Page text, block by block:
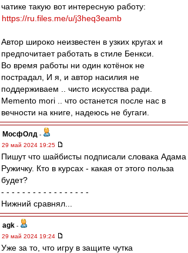
чатике такую вот интересную работу:
https://ru.files.me/u/j3heq3eamb
Автор широко неизвестен в узких кругах и
предпочитает работать в стиле Бенкси.
Во время работы ни один котёнок не
пострадал, И я, и автор насилия не
поддерживаем .. чисто искусства ради.
Memento mori .. что останется после нас в
вечности на книге, надеюсь не бугаги.
МосфОлд -
29 май 2024 19:25
Пишут что шайбисты подписали словака Адама
Ружичку. Кто в курсах - какая от этого польза
будет?
- - - - - - - - - - - - - - - - -
Нижний сравнял...
agk -
29 май 2024 19:24
Уже за то, что игру в защите чутка